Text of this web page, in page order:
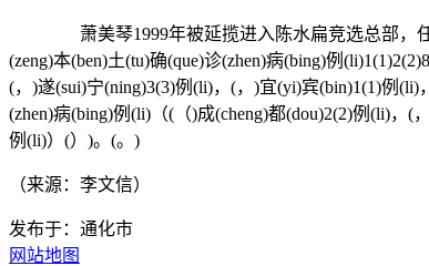
萧美琴1999年被延揽进入陈水扁竞选总部，任
(zeng)本(ben)土(tu)确(que)诊(zhen)病(bing)例
(，)遂(sui)宁(ning)3(3)例(li)，(，)宜(yi)宾(bin)1(1)例(li)
(zhen)病(bing)例(li)（(（)成(cheng)都(dou)2(2)例(li)，(
例(li)）(）)。(。)
（来源：李文信）
发布于：通化市
网站地图